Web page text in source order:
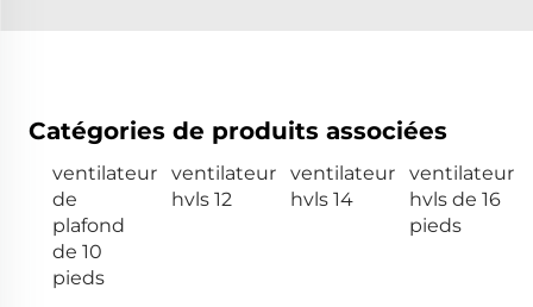
Catégories de produits associées
ventilateur
de
plafond
de 10
pieds
ventilateur
hvls 12
ventilateur
hvls 14
ventilateur
hvls de 16
pieds